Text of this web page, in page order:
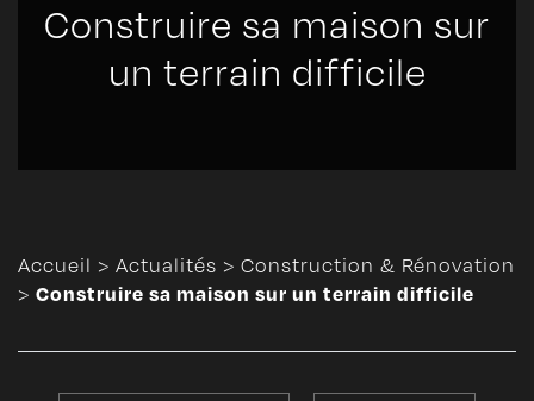
Construire sa maison sur
un terrain difficile
Accueil > Actualités > Construction & Rénovation
> Construire sa maison sur un terrain difficile